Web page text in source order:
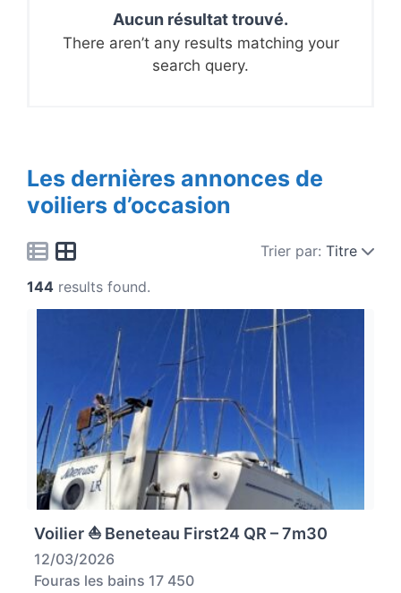
Aucun résultat trouvé.
There aren’t any results matching your
search query.
Les dernières annonces de
voiliers d’occasion
Trier par: Titre
144 results found.
Voilier ⛵ Beneteau First24 QR – 7m30
12/03/2026
Fouras les bains 17 450